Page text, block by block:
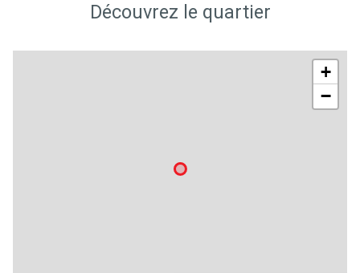
Découvrez le quartier
+
−